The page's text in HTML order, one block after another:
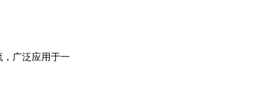
广泛应用于一